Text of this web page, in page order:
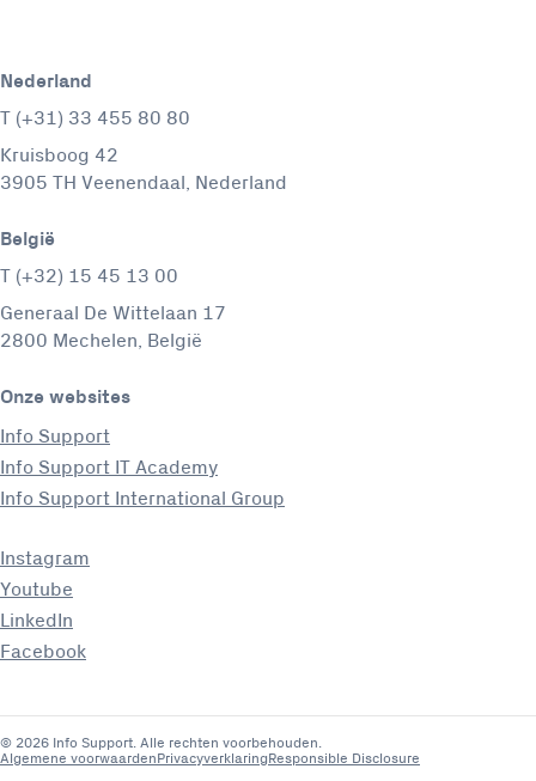
Nederland
T (+31) 33 455 80 80
Kruisboog 42
3905 TH Veenendaal, Nederland
België
T (+32) 15 45 13 00
Generaal De Wittelaan 17
2800 Mechelen, België
Onze websites
Info Support
Info Support IT Academy
Info Support International Group
Instagram
Youtube
LinkedIn
Facebook
© 2026 Info Support. Alle rechten voorbehouden.
Algemene voorwaardenPrivacyverklaringResponsible Disclosure